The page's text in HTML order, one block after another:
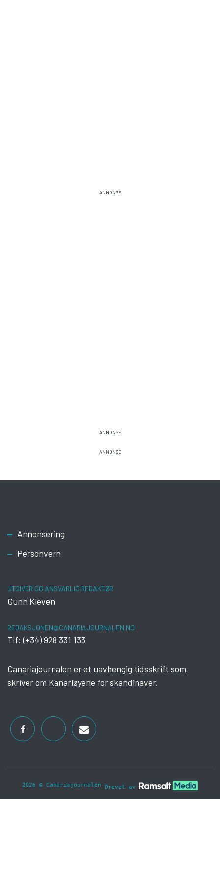
Footer
Annonsering
Personvern
UTGIVER OG ANSVARLIG REDAKTØR
Gunn Kleven
REDAKSJONEN@CANARIAJOURNALEN.NO
Tlf: (+34) 928 331 133
Canariajournalen er et uavhengig tidsskrift som
skriver om Kanariøyene for skandinaver.
2026 © Canariajournalen Drevet av